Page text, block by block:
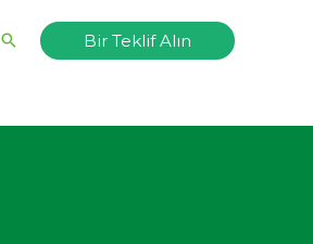
Arama Bir Teklif Alın